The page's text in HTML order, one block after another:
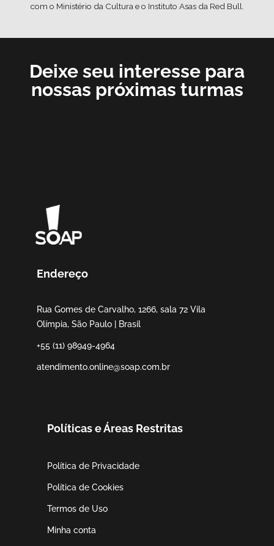
com o Ministério da Cultura e o Instituto Asas da Red Bull.
Deixe seu interesse para
nossas próximas turmas
Endereço
Rua Gomes de Carvalho, 1266, sala 72 Vila
Olímpia, São Paulo | Brasil
+55 (11) 98949-4964
atendimento.online@soap.com.br
Políticas e Áreas Restritas
Política de Privacidade
Política de Cookies
Termos de Uso
Minha conta